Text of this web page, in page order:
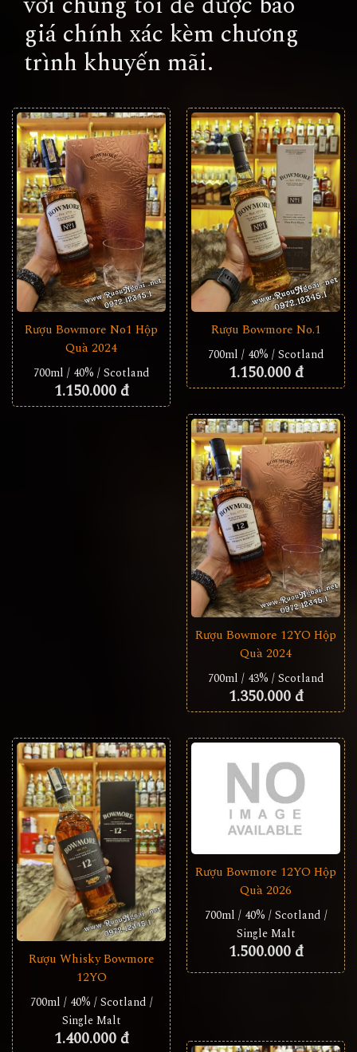
giá chính xác kèm chương
trình khuyến mãi.
Rượu Bowmore No1 Hộp
Quà 2024
700ml / 40% / Scotland
1.150.000 đ
Rượu Bowmore No.1
700ml / 40% / Scotland
1.150.000 đ
Rượu Bowmore 12YO Hộp
Quà 2024
700ml / 43% / Scotland
1.350.000 đ
Rượu Whisky Bowmore
12YO
700ml / 40% / Scotland /
Single Malt
1.400.000 đ
Rượu Bowmore 12YO Hộp
Quà 2026
700ml / 40% / Scotland /
Single Malt
1.500.000 đ